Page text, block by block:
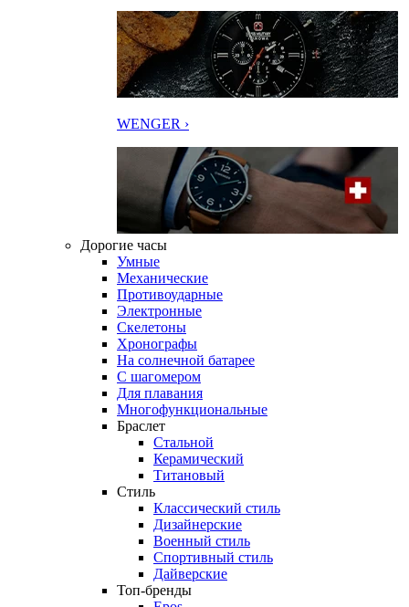
WENGER ›
Дорогие часы
Умные
Механические
Противоударные
Электронные
Скелетоны
Хронографы
На солнечной батарее
С шагомером
Для плавания
Многофункциональные
Браслет
Стальной
Керамический
Титановый
Стиль
Классический стиль
Дизайнерские
Военный стиль
Спортивный стиль
Дайверские
Топ-бренды